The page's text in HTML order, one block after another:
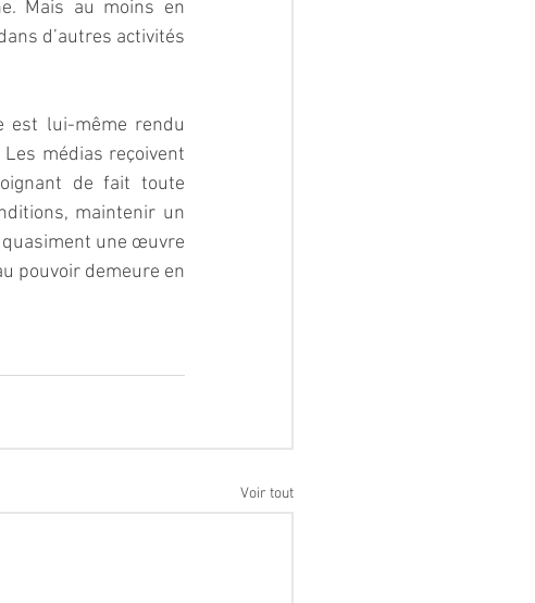
Mais au moins en
d’autres activités
est lui-même rendu
médias reçoivent
de fait toute
maintenir un
une œuvre
pouvoir demeure en
Voir tout